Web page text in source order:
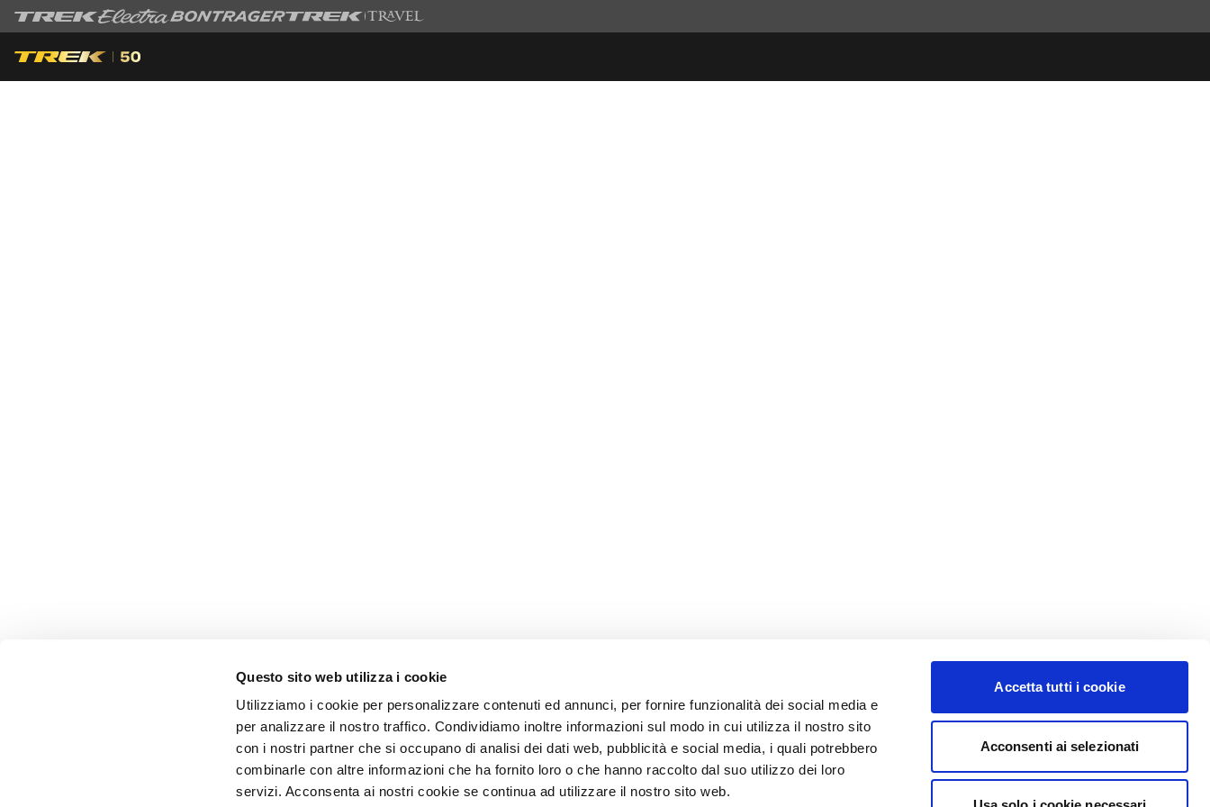
Questo sito web utilizza i cookie
Utilizziamo i cookie per personalizzare contenuti ed annunci, per fornire funzionalità dei social media e
per analizzare il nostro traffico. Condividiamo inoltre informazioni sul modo in cui utilizza il nostro sito
con i nostri partner che si occupano di analisi dei dati web, pubblicità e social media, i quali potrebbero
combinarle con altre informazioni che ha fornito loro o che hanno raccolto dal suo utilizzo dei loro
servizi. Acconsenta ai nostri cookie se continua ad utilizzare il nostro sito web.
Accetta tutti i cookie
Acconsenti ai selezionati